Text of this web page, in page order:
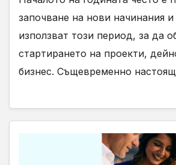
започване на нови начинания
използват този период, за да
стартирането на проекти,
бизнес. Същевременно